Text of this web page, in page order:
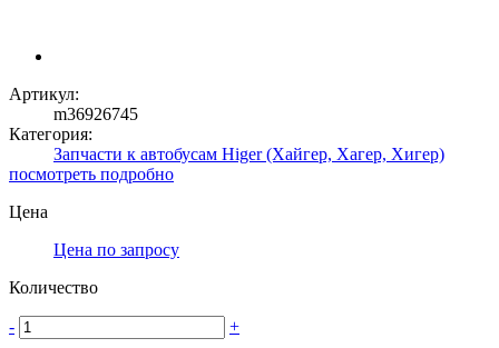
Артикул:
m36926745
Категория:
Запчасти к автобусам Higer (Хайгер, Хагер, Хигер)
посмотреть подробно
Цена
Цена по запросу
Количество
- +